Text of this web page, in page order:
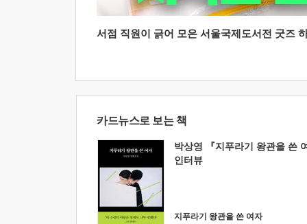
서점 직원이 긁어 모은 서울국제도서전 굿즈
카드뉴스로 보는 책
박상영 『지푸라기 왕관을 쓴
인터뷰
지푸라기 왕관을 쓴 여자